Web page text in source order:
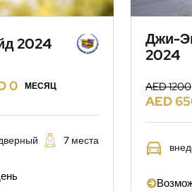
2024
0 МЕСЯЦ
7 места
Джи-
2024
AED 1200
AED